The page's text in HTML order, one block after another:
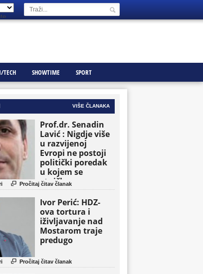
TECH SHOWTIME SPORT
VIŠE ČLANAKA
Prof.dr. Senadin
Lavić : Nigdje više
u razvijenoj
Evropi ne postoji
politički poredak
u kojem se
etničke grupe
pojavljuju kao
osnovne političke
jedinice
 Pročitaj čitav članak
Ivor Perić: HDZ-
ova tortura i
iživljavanje nad
Mostarom traje
predugo
 Pročitaj čitav članak